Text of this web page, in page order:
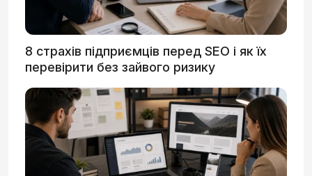
8 страхів підприємців перед SEO і як їх
перевірити без зайвого ризику